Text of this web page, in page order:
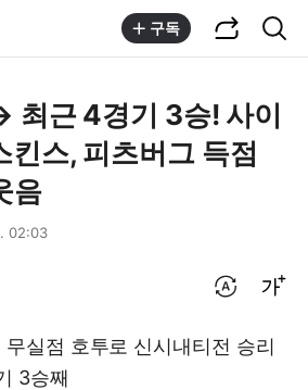
구독
최근 4경기 3승! 사이
킨스, 피츠버그 득점
음
02:03
실점 호투로 신시내티전 승리
3승째